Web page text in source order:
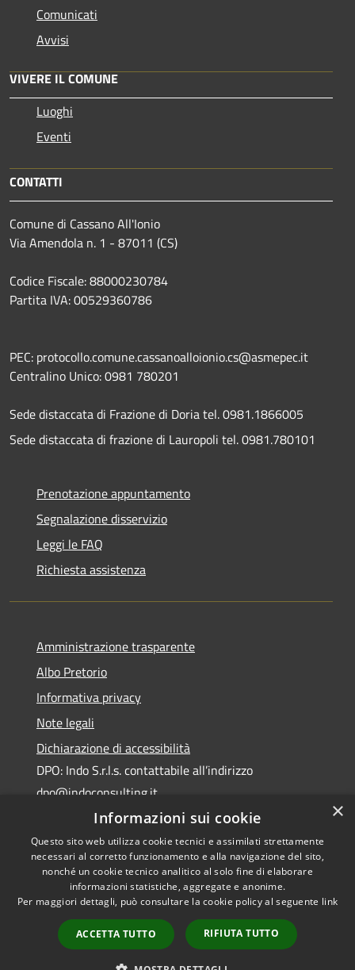
Comunicati
Avvisi
VIVERE IL COMUNE
Luoghi
Eventi
CONTATTI
Comune di Cassano All'Ionio
Via Amendola n. 1 - 87011 (CS)
Codice Fiscale: 88000230784
Partita IVA: 00529360786
PEC: protocollo.comune.cassanoalloionio.cs@asmepec.it
Centralino Unico: 0981 780201
Sede distaccata di Frazione di Doria tel. 0981.1866005
Sede distaccata di frazione di Lauropoli tel. 0981.780101
Prenotazione appuntamento
Segnalazione disservizio
Leggi le FAQ
Richiesta assistenza
Amministrazione trasparente
Albo Pretorio
Informativa privacy
Note legali
Dichiarazione di accessibilità
DPO: Indo S.r.l.s. contattabile all’indirizzo
dpo@indoconsulting.it
Accessibilità
Copyright © 2026 • Comune di
Cassano All'Ionio • Powered by
Municipium•
Accesso
redazione
×
Informazioni sui cookie
Questo sito web utilizza cookie tecnici e assimilati strettamente
necessari al corretto funzionamento e alla navigazione del sito,
nonché un cookie tecnico analitico al solo fine di elaborare
informazioni statistiche, aggregate e anonime.
Per maggiori dettagli, può consultare la cookie policy al seguente link
ACCETTA TUTTO RIFIUTA TUTTO